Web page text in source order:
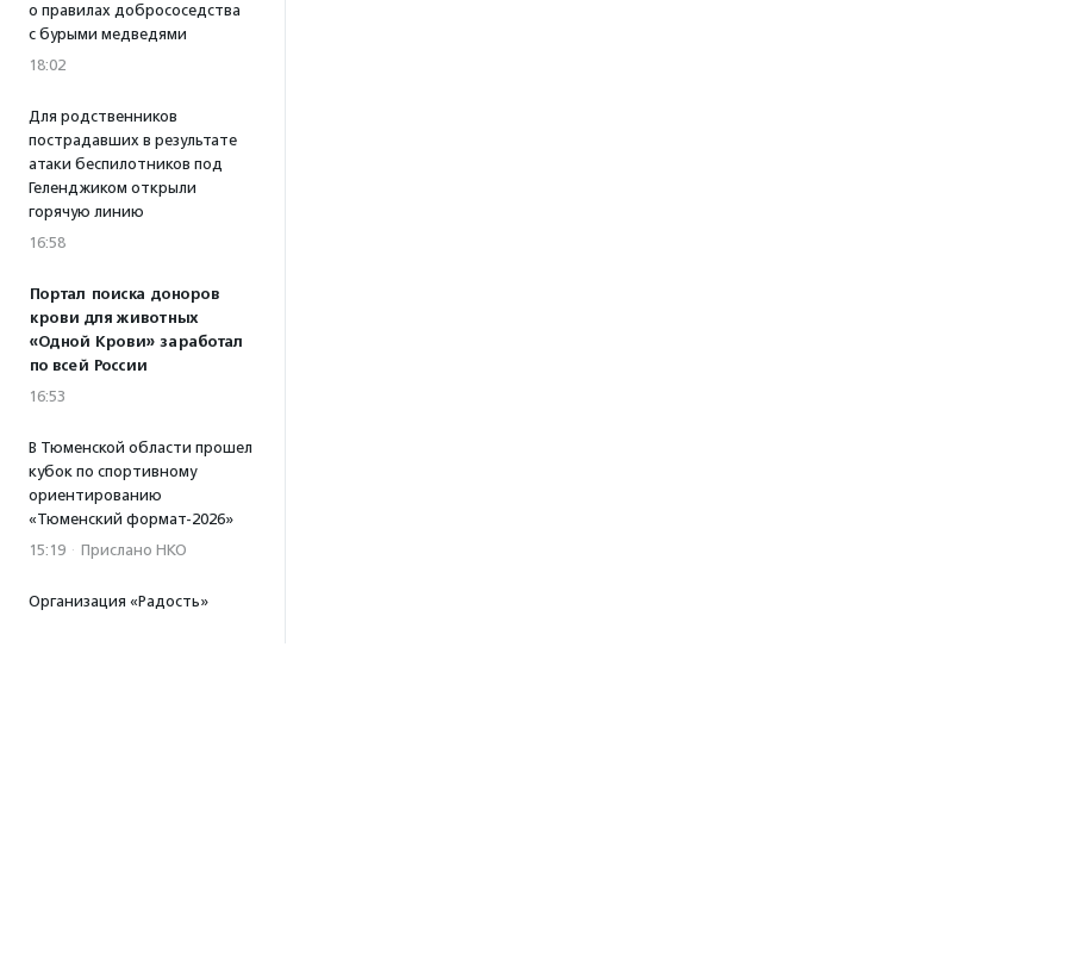
о правилах добрососедства
с бурыми медведями
18:02
Для родственников
пострадавших в результате
атаки беспилотников под
Геленджиком открыли
горячую линию
16:58
Портал поиска доноров
крови для животных
«Одной Крови» заработал
по всей России
16:53
В Тюменской области прошел
кубок по спортивному
ориентированию
«Тюменский формат-2026»
15:19 · Прислано НКО
Организация «Радость»